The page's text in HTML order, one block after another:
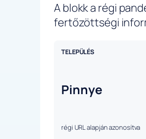
A blokk a régi
fertőzöttségi
TELEPÜLÉS
Pinnye
régi URL alapján azonosítva